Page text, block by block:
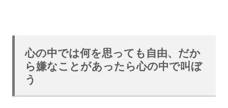
心の中では何を思っても自由、だか
ら嫌なことがあったら心の中で叫ぼ
う